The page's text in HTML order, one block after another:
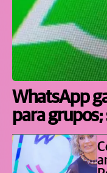
WhatsApp
para grupos;